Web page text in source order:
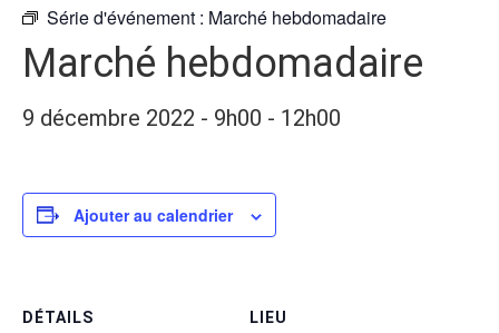
Série d'événement : Marché hebdomadaire
Marché hebdomadaire
9 décembre 2022 - 9h00 - 12h00
Ajouter au calendrier
DÉTAILS LIEU